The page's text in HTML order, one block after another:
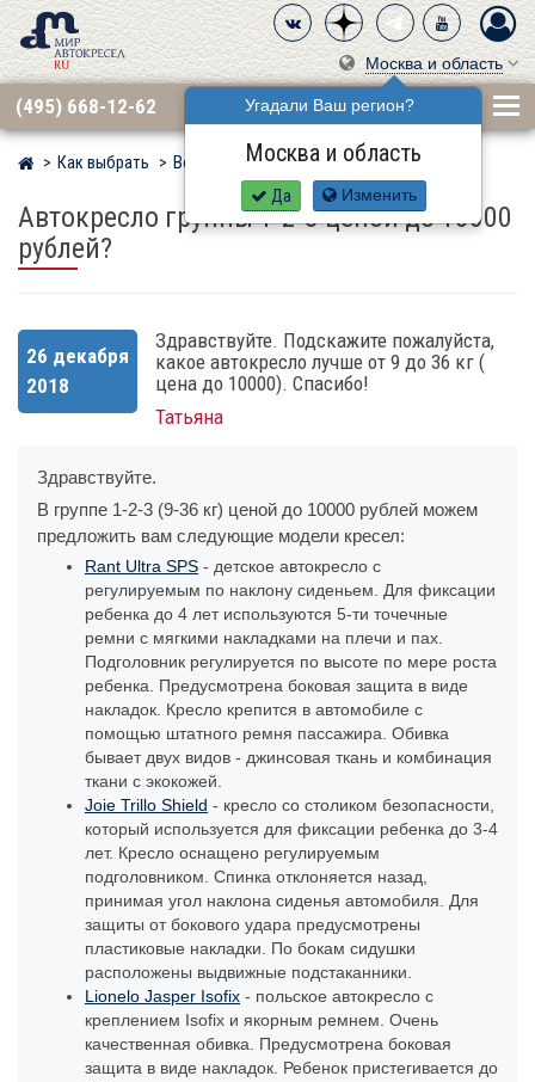
Москва и область
Угадали Ваш регион?
Москва и область
Да Изменить
(495) 668-12-62
Мир детских автокресел
Как выбрать Вопросы
Автокресло группы 1-2-3 ценой до 10000
рублей?
26 декабря
2018
Здравствуйте. Подскажите пожалуйста,
какое автокресло лучше от 9 до 36 кг (
цена до 10000). Спасибо!
Татьяна
Здравствуйте.
В группе 1-2-3 (9-36 кг) ценой до 10000 рублей можем
предложить вам следующие модели кресел:
Rant Ultra SPS - детское автокресло с
регулируемым по наклону сиденьем. Для фиксации
ребенка до 4 лет используются 5-ти точечные
ремни с мягкими накладками на плечи и пах.
Подголовник регулируется по высоте по мере роста
ребенка. Предусмотрена боковая защита в виде
накладок. Кресло крепится в автомобиле с
помощью штатного ремня пассажира. Обивка
бывает двух видов - джинсовая ткань и комбинация
ткани с экокожей.
Joie Trillo Shield - кресло со столиком безопасности,
который используется для фиксации ребенка до 3-4
лет. Кресло оснащено регулируемым
подголовником. Спинка отклоняется назад,
принимая угол наклона сиденья автомобиля. Для
защиты от бокового удара предусмотрены
пластиковые накладки. По бокам сидушки
расположены выдвижные подстаканники.
Lionelo Jasper Isofix - польское автокресло с
креплением Isofix и якорным ремнем. Очень
качественная обивка. Предусмотрена боковая
защита в виде накладок. Ребенок пристегивается до